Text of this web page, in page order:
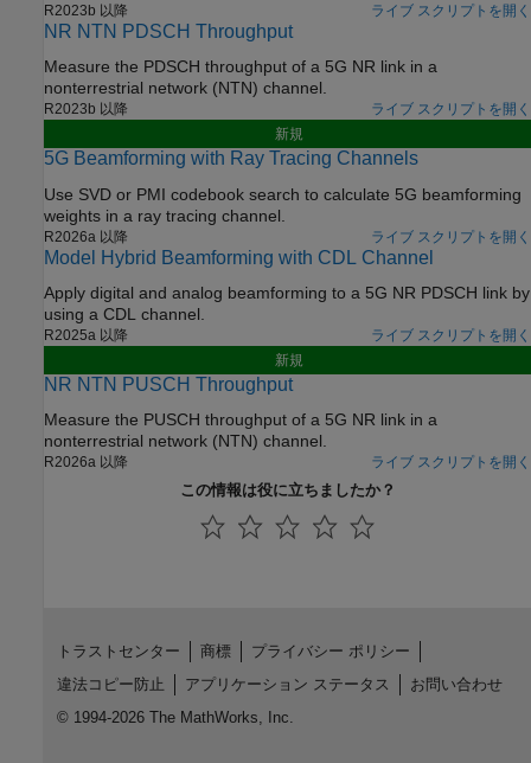
R2023b 以降 ライブ スクリプトを開く
NR NTN PDSCH Throughput
Measure the PDSCH throughput of a 5G NR link in a
nonterrestrial network (NTN) channel.
R2023b 以降
ライブ スクリプトを開く
新規
5G Beamforming with Ray Tracing Channels
Use SVD or PMI codebook search to calculate 5G beamforming
weights in a ray tracing channel.
R2026a 以降 ライブ スクリプトを開く
Model Hybrid Beamforming with CDL Channel
Apply digital and analog beamforming to a 5G NR PDSCH link by
using a CDL channel.
R2025a 以降
ライブ スクリプトを開く
新規
NR NTN PUSCH Throughput
Measure the PUSCH throughput of a 5G NR link in a
nonterrestrial network (NTN) channel.
R2026a 以降 ライブ スクリプトを開く
この情報は役に立ちましたか？
トラストセンター 商標
プライバシー ポリシー
違法コピー防止
アプリケーション ステータス
お問い合わせ
© 1994-2026 The MathWorks, Inc.